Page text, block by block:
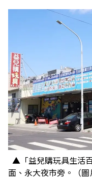
▲「益兒購玩具生活
面、永大夜市旁。（圖